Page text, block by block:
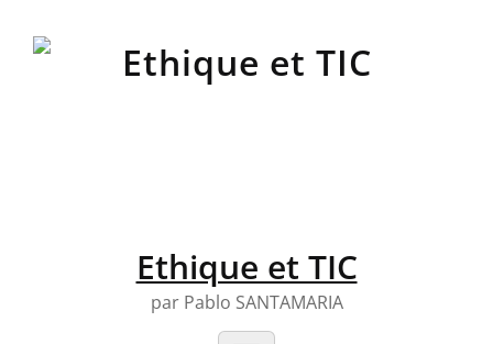
Ethique et TIC
par Pablo SANTAMARIA